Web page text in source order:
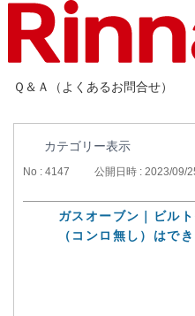
Ｑ＆Ａ（よくあるお問合せ）
カテゴリー表示
No : 4147 公開日時 : 2023/09/
ガスオーブン｜ビル
（コンロ無し）はで